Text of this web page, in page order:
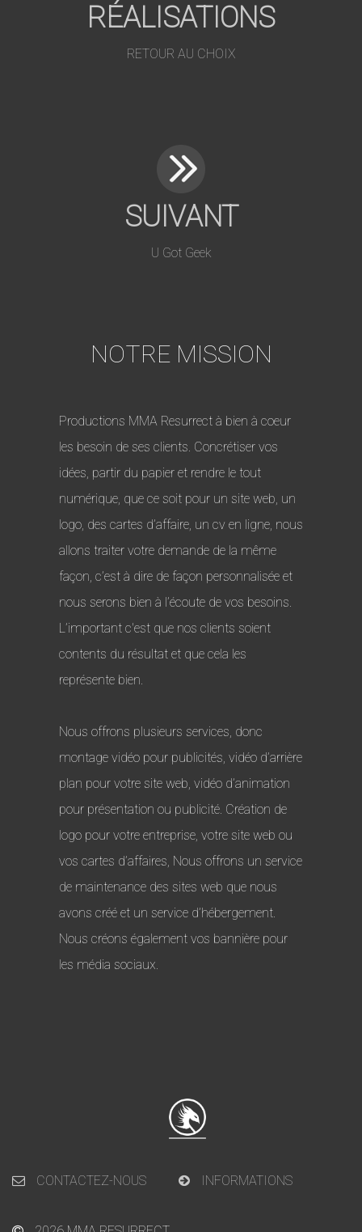
RÉALISATIONS
RETOUR AU CHOIX
SUIVANT
U Got Geek
NOTRE MISSION
Productions MMA Resurrect à bien à coeur
les besoin de ses clients. Concrétiser vos
idées, partir du papier et rendre le tout
numérique, que ce soit pour un site web, un
logo, des cartes d’affaire, un cv en ligne, nous
allons traiter votre demande de la même
façon, c’est à dire de façon personnalisée et
nous serons bien à l’écoute de vos besoins.
L’important c'est que nos clients soient
contents du résultat et que cela les
représente bien.
Nous offrons plusieurs services, donc
montage vidéo pour publicités, vidéo d’arrière
plan pour votre site web, vidéo d’animation
pour présentation ou publicité. Création de
logo pour votre entreprise, votre site web ou
vos cartes d’affaires, Nous offrons un service
de maintenance des sites web que nous
avons créé et un service d’hébergement.
Nous créons également vos bannière pour
les média sociaux.
CONTACTEZ-NOUS INFORMATIONS